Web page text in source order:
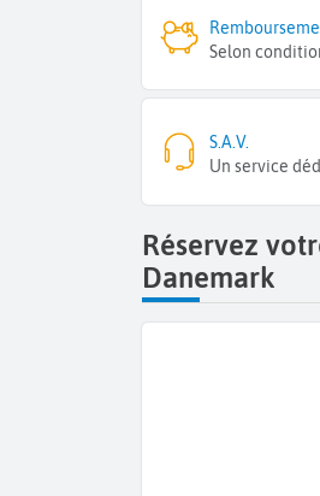
Selon
S.A.V.
Un service
Réservez
Danemark